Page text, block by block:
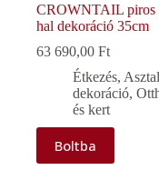
CROWNTAIL piros
hal dekoráció 35cm
63 690,00 Ft
Étkezés,
dekoráció,
és kert
Boltba